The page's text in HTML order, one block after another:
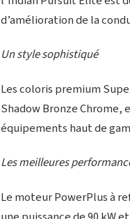
d’amélioration de la
Un style sophistiqué
Les coloris premium
Shadow Bronze
équipements haut de
Les meilleures
Le moteur PowerPlus à